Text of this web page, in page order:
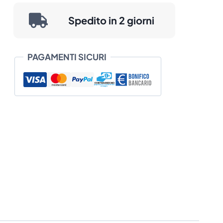
quantità
da
a
€ 88,00
Spedito in 2 giorni
PAGAMENTI SICURI